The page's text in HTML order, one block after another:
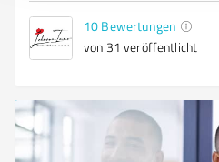
10 Bewertungen
von 31 veröffentlicht